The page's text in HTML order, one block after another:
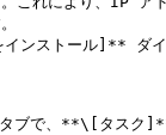
トール]** ダイア
ブで、**\[タスク